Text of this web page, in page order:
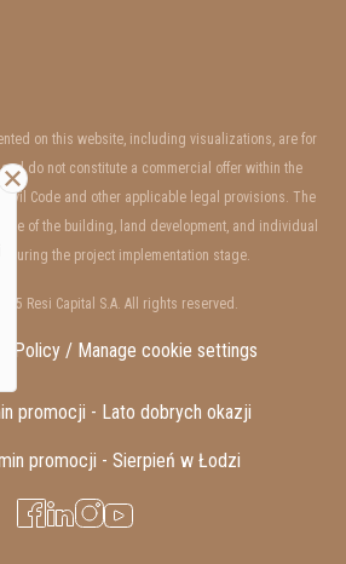
on this website, including visualizations, are for
do not constitute a commercial offer within the
Civil Code and other applicable legal provisions. The
of the building, land development, and individual
during the project implementation stage.
Resi Capital S.A. All rights reserved.
Policy / Manage cookie settings
promocji - Lato dobrych okazji
promocji - Sierpień w Łodzi